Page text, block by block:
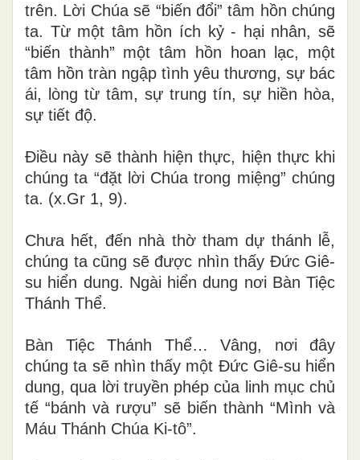
trên. Lời Chúa sẽ “biến đổi” tâm hồn chúng
ta. Từ một tâm hồn ích kỷ - hại nhân, sẽ
“biến thành” một tâm hồn hoan lạc, một
tâm hồn tràn ngập tình yêu thương, sự bác
ái, lòng từ tâm, sự trung tín, sự hiền hòa,
sự tiết độ.
Điều này sẽ thành hiện thực, hiện thực khi
chúng ta “đặt lời Chúa trong miệng” chúng
ta. (x.Gr 1, 9).
Chưa hết, đến nhà thờ tham dự thánh lễ,
chúng ta cũng sẽ được nhìn thấy Đức Giê-
su hiển dung. Ngài hiển dung nơi Bàn Tiệc
Thánh Thể.
Bàn Tiệc Thánh Thể… Vâng, nơi đây
chúng ta sẽ nhìn thấy một Đức Giê-su hiển
dung, qua lời truyền phép của linh mục chủ
tế “bánh và rượu” sẽ biến thành “Mình và
Máu Thánh Chúa Ki-tô”.